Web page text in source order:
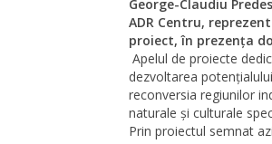
George-Claudiu
ADR Centru,
proiect, în prezența
Apelul de proiecte
dezvoltarea
reconversia regiunilor
naturale și culturale
Prin proiectul semnat